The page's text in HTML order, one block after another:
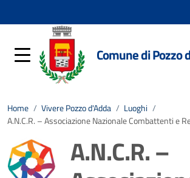
Comune di Pozzo
Home / Vivere Pozzo d'Adda / Luoghi /
A.N.C.R. – Associazione Nazionale Combattenti e
A.N.C.R. –